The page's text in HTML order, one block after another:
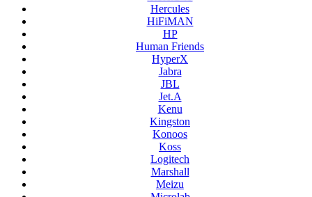
Hercules
HiFiMAN
HP
Human Friends
HyperX
Jabra
JBL
Jet.A
Kenu
Kingston
Konoos
Koss
Logitech
Marshall
Meizu